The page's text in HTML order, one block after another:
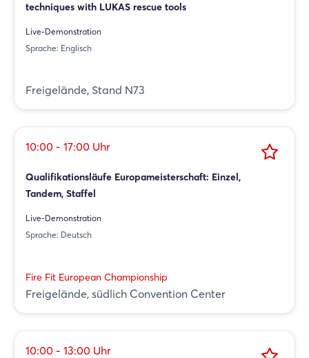
techniques with LUKAS rescue tools
Live-Demonstration
Sprache: Englisch
Freigelände, Stand N73
10:00 - 17:00 Uhr
Qualifikationsläufe Europameisterschaft: Einzel,
Tandem, Staffel
Live-Demonstration
Sprache: Deutsch
Fire Fit European Championship
Freigelände, südlich Convention Center
10:00 - 13:00 Uhr